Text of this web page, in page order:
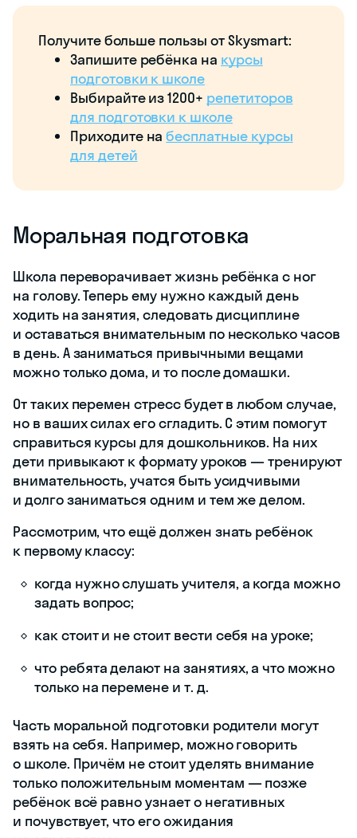
Получите больше пользы от Skysmart:
Запишите ребёнка на курсы
подготовки к школе
Выбирайте из 1200+ репетиторов
для подготовки к школе
Приходите набесплатные курсы
для детей
Моральная подготовка
Школа переворачивает жизнь ребёнка с ног
на голову. Теперь ему нужно каждый день
ходить на занятия, следовать дисциплине
и оставаться внимательным по несколько часов
в день. А заниматься привычными вещами
можно только дома, и то после домашки.
От таких перемен стресс будет в любом случае,
но в ваших силах его сгладить. С этим помогут
справиться курсы для дошкольников. На них
дети привыкают к формату уроков — тренируют
внимательность, учатся быть усидчивыми
и долго заниматься одним и тем же делом.
Рассмотрим, что ещё должен знать ребёнок
к первому классу:
когда нужно слушать учителя, а когда можно
задать вопрос;
как стоит и не стоит вести себя на уроке;
что ребята делают на занятиях, а что можно
только на перемене и т. д.
Часть моральной подготовки родители могут
взять на себя. Например, можно говорить
о школе. Причём не стоит уделять внимание
только положительным моментам — позже
ребёнок всё равно узнает о негативных
и почувствует, что его ожидания